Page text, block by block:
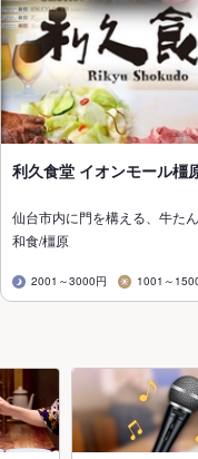
利久食堂 イオンモール橿
仙台市内に門を構える、牛た
和食/橿原
2001～3000円 1001～